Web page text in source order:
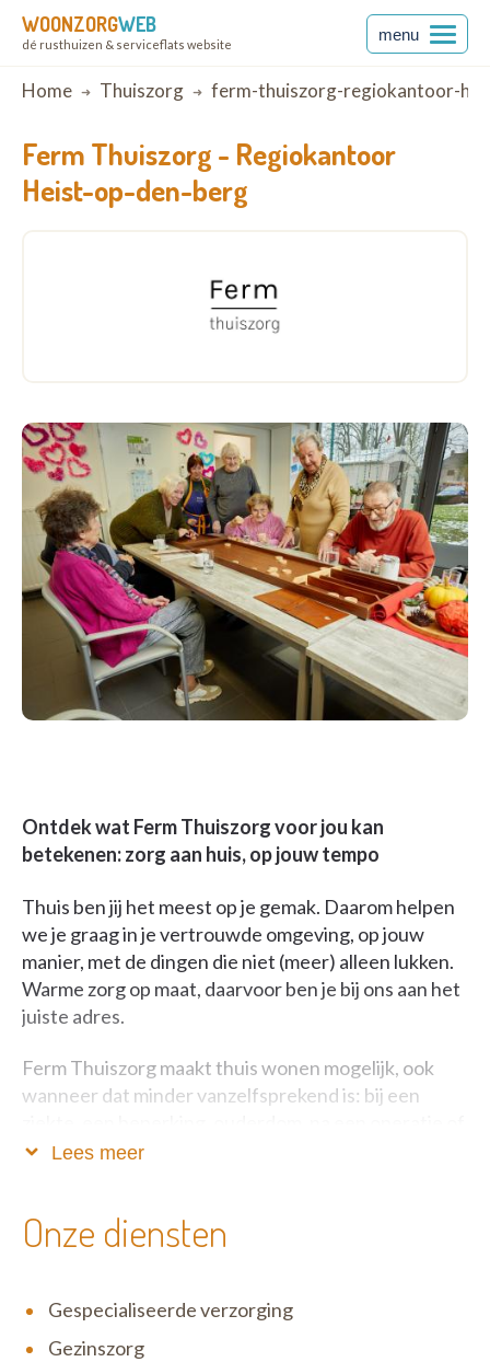
WOONZORGWEB
dé rusthuizen & serviceflats website
menu
Breadcrumb
Home Thuiszorg ferm-thuiszorg-regiokantoor-
Ferm Thuiszorg - Regiokantoor
Heist-op-den-berg
Ontdek wat Ferm Thuiszorg voor jou kan
betekenen: zorg aan huis, op jouw tempo
Thuis ben jij het meest op je gemak. Daarom helpen
we je graag in je vertrouwde omgeving, op jouw
manier, met de dingen die niet (meer) alleen lukken.
Warme zorg op maat, daarvoor ben je bij ons aan het
juiste adres.
Ferm Thuiszorg maakt thuis wonen mogelijk, ook
wanneer dat minder vanzelfsprekend is: bij een
in andere moeilijke omstandigheden. Onze
mantelzorgers (partner, familie, vriend,...) en andere
respect en in vertrouwen.
Lees meer
Onze diensten
Gespecialiseerde verzorging
Gezinszorg